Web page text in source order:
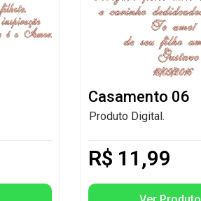
Casamento 06
Produto Digital.
R$ 11,99